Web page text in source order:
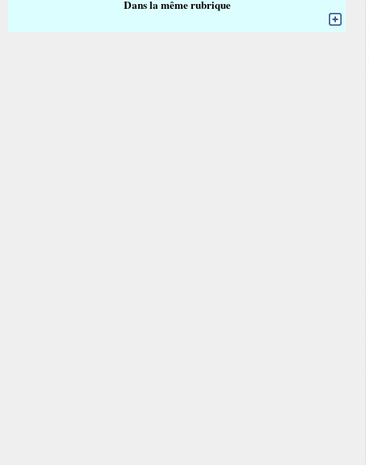
Dans la même rubrique